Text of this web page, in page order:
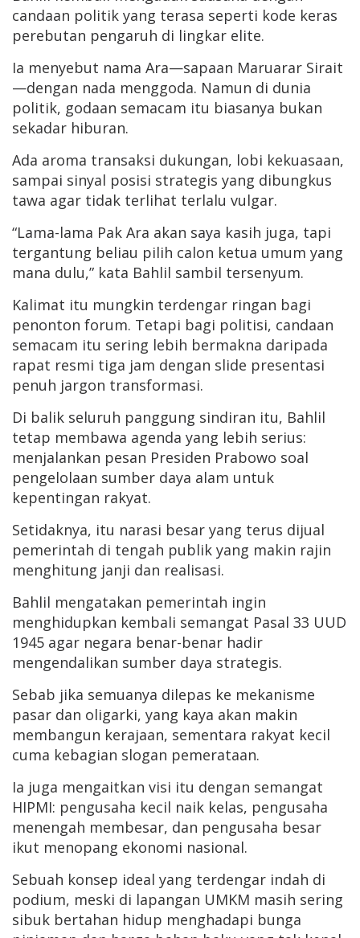
candaan politik yang terasa seperti kode keras
perebutan pengaruh di lingkar elite.
Ia menyebut nama Ara—sapaan Maruarar Sirait
—dengan nada menggoda. Namun di dunia
politik, godaan semacam itu biasanya bukan
sekadar hiburan.
Ada aroma transaksi dukungan, lobi kekuasaan,
sampai sinyal posisi strategis yang dibungkus
tawa agar tidak terlihat terlalu vulgar.
“Lama-lama Pak Ara akan saya kasih juga, tapi
tergantung beliau pilih calon ketua umum yang
mana dulu,” kata Bahlil sambil tersenyum.
Kalimat itu mungkin terdengar ringan bagi
penonton forum. Tetapi bagi politisi, candaan
semacam itu sering lebih bermakna daripada
rapat resmi tiga jam dengan slide presentasi
penuh jargon transformasi.
Di balik seluruh panggung sindiran itu, Bahlil
tetap membawa agenda yang lebih serius:
menjalankan pesan Presiden Prabowo soal
pengelolaan sumber daya alam untuk
kepentingan rakyat.
Setidaknya, itu narasi besar yang terus dijual
pemerintah di tengah publik yang makin rajin
menghitung janji dan realisasi.
Bahlil mengatakan pemerintah ingin
menghidupkan kembali semangat Pasal 33 UUD
1945 agar negara benar-benar hadir
mengendalikan sumber daya strategis.
Sebab jika semuanya dilepas ke mekanisme
pasar dan oligarki, yang kaya akan makin
membangun kerajaan, sementara rakyat kecil
cuma kebagian slogan pemerataan.
Ia juga mengaitkan visi itu dengan semangat
HIPMI: pengusaha kecil naik kelas, pengusaha
menengah membesar, dan pengusaha besar
ikut menopang ekonomi nasional.
Sebuah konsep ideal yang terdengar indah di
podium, meski di lapangan UMKM masih sering
sibuk bertahan hidup menghadapi bunga